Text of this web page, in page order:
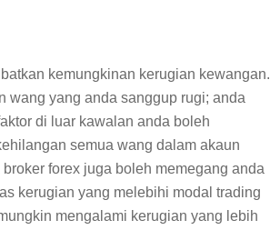
kemungkinan kerugian kewangan.
wang yang anda sanggup rugi; anda
di luar kawalan anda boleh
semua wang dalam akaun
forex juga boleh memegang anda
kerugian yang melebihi modal trading
mengalami kerugian yang lebih